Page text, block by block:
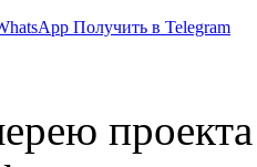
Получить в Telegram